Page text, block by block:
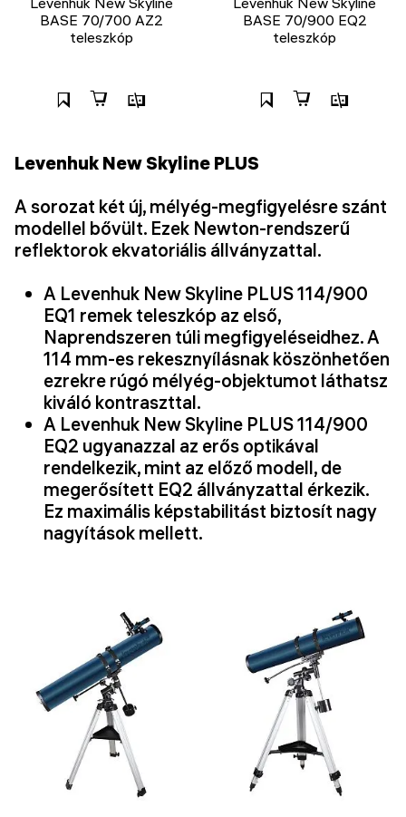
BASE 70/700 AZ2
teleszkóp
BASE 70/900 EQ2
teleszkóp
Levenhuk New Skyline PLUS
A sorozat két új, mélyég-megfigyelésre szánt
modellel bővült. Ezek Newton-rendszerű
reflektorok ekvatoriális állványzattal.
A Levenhuk New Skyline PLUS 114/900
EQ1 remek teleszkóp az első,
Naprendszeren túli megfigyeléseidhez. A
114 mm-es rekesznyílásnak köszönhetően
ezrekre rúgó mélyég-objektumot láthatsz
kiváló kontraszttal.
A Levenhuk New Skyline PLUS 114/900
EQ2 ugyanazzal az erős optikával
rendelkezik, mint az előző modell, de
megerősített EQ2 állványzattal érkezik.
Ez maximális képstabilitást biztosít nagy
nagyítások mellett.